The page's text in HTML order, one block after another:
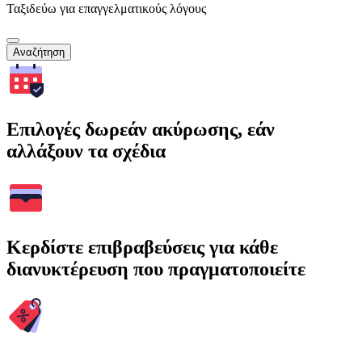
Ταξιδεύω για επαγγελματικούς λόγους
Αναζήτηση
Επιλογές δωρεάν ακύρωσης, εάν
αλλάξουν τα σχέδια
Κερδίστε επιβραβεύσεις για κάθε
διανυκτέρευση που πραγματοποιείτε